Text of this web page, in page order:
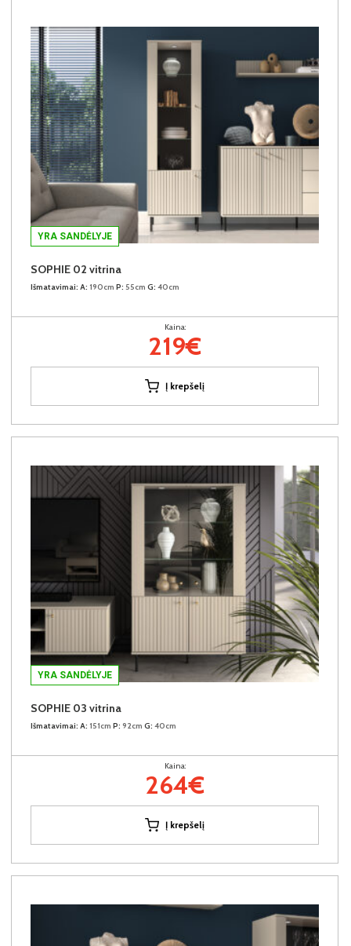
YRA SANDĖLYJE
SOPHIE 02 vitrina
Išmatavimai: A: 190cm P: 55cm G: 40cm
Kaina:
219€
Į krepšelį
YRA SANDĖLYJE
SOPHIE 03 vitrina
Išmatavimai: A: 151cm P: 92cm G: 40cm
Kaina:
264€
Į krepšelį